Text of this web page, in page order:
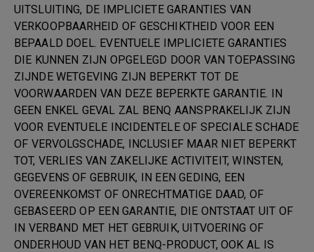
UITSLUITING, DE IMPLICIETE GARANTIES VAN
VERKOOPBAARHEID OF GESCHIKTHEID VOOR EEN
BEPAALD DOEL. EVENTUELE IMPLICIETE GARANTIES
DIE KUNNEN ZIJN OPGELEGD DOOR VAN TOEPASSING
ZIJNDE WETGEVING ZIJN BEPERKT TOT DE
VOORWAARDEN VAN DEZE BEPERKTE GARANTIE. IN
GEEN ENKEL GEVAL ZAL BENQ AANSPRAKELIJK ZIJN
VOOR EVENTUELE INCIDENTELE OF SPECIALE SCHADE
OF VERVOLGSCHADE, INCLUSIEF MAAR NIET BEPERKT
TOT, VERLIES VAN ZAKELIJKE ACTIVITEIT, WINSTEN,
GEGEVENS OF GEBRUIK, IN EEN GEDING, EEN
OVEREENKOMST OF ONRECHTMATIGE DAAD, OF
GEBASEERD OP EEN GARANTIE, DIE ONTSTAAT UIT OF
IN VERBAND MET HET GEBRUIK, UITVOERING OF
ONDERHOUD VAN HET BENQ-PRODUCT, OOK AL IS